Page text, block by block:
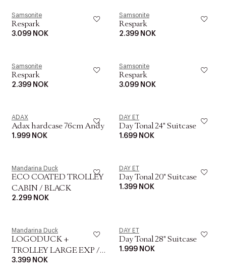
Samsonite
Respark
3.099 NOK
Samsonite
Respark
2.399 NOK
Samsonite
Respark
2.399 NOK
Samsonite
Respark
3.099 NOK
ADAX
Adax hardcase 76cm Andy
1.999 NOK
DAY ET
Day Tonal 24" Suitcase
1.699 NOK
Mandarina Duck
ECO COATED TROLLEY
CABIN / BLACK
2.299 NOK
DAY ET
Day Tonal 20" Suitcase
1.399 NOK
Mandarina Duck
LOGODUCK +
TROLLEY LARGE EXP /
BLACK
3.399 NOK
DAY ET
Day Tonal 28" Suitcase
1.999 NOK